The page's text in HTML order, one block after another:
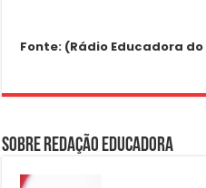
Fonte: (Rádio Educadora
Sobre Redação Educadora